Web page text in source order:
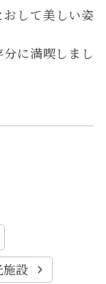
して美しい姿
に満喫しまし
設